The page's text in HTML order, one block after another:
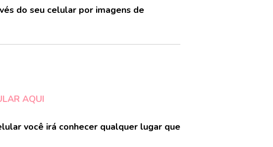
do seu celular por imagens de
AQUI
você irá conhecer qualquer lugar que